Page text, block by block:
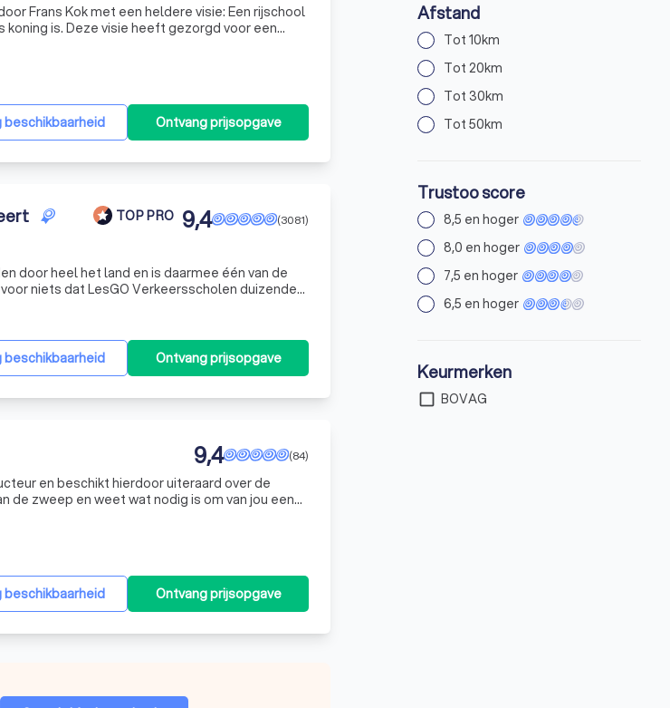
Frans Kok met een heldere visie: Een rijschool
is. Deze visie heeft gezorgd voor een
beschikbaarheid Ontvang prijsopgave
TOP PRO (3081)
9,4
door heel het land en is daarmee één van de
beschikbaarheid Ontvang prijsopgave
(84)
9,4
en beschikt hierdoor uiteraard over de
de zweep en weet wat nodig is om van jou een
beschikbaarheid Ontvang prijsopgave
Afstand
Tot 10km
Tot 20km
Tot 30km
Tot 50km
Trustoo score
8,5 en hoger
8,0 en hoger
7,5 en hoger
6,5 en hoger
Keurmerken
check_box_outline_blank BOVAG